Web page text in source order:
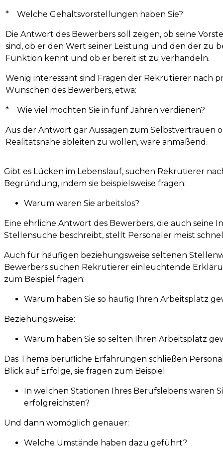
* Welche Gehaltsvorstellungen haben Sie?
Die Antwort des Bewerbers soll zeigen, ob seine
sind, ob er den Wert seiner Leistung und den der zu
Funktion kennt und ob er bereit ist zu verhandeln.
Wenig interessant sind Fragen der Rekrutierer nach
Wünschen des Bewerbers, etwa:
* Wie viel möchten Sie in fünf Jahren verdienen?
Aus der Antwort gar Aussagen zum Selbstvertrauen
Realitätsnähe ableiten zu wollen, wäre anmaßend.
Gibt es Lücken im Lebenslauf, suchen Rekrutierer
Begründung, indem sie beispielsweise fragen:
Warum waren Sie arbeitslos?
Eine ehrliche Antwort des Bewerbers, die auch seine
Stellensuche beschreibt, stellt Personaler meist
Auch für häufigen beziehungsweise seltenen
Bewerbers suchen Rekrutierer einleuchtende
zum Beispiel fragen:
Warum haben Sie so häufig Ihren Arbeitsplatz
Beziehungsweise:
Warum haben Sie so selten Ihren Arbeitsplatz
Das Thema berufliche Erfahrungen schließen
Blick auf Erfolge, sie fragen zum Beispiel:
In welchen Stationen Ihres Berufslebens waren
erfolgreichsten?
Und dann womöglich genauer:
Welche Umstände haben dazu geführt?